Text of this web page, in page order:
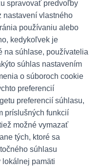
spravovať predvoľby
nastavení vlastného
používaniu alebo
kedykoľvek je
na súhlase, používatelia
súhlas nastavením
o súboroch cookie
preferencií
preferencií súhlasu,
príslušných funkcií
možné vymazať
tých, ktoré sa
súhlasu
lokálnej pamäti